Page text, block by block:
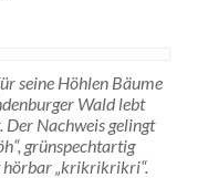
seine Höhlen Bäume
Wald lebt
Nachweis gelingt
grünspechtartig
hörbar „krikrikrikri“.